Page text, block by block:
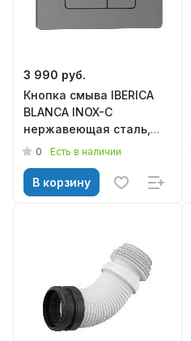
3 990 руб.
Кнопка смыва IBERICA
BLANCA INOX-C
нержавеющая сталь,
вороненая сталь
0 Есть в наличии
В корзину